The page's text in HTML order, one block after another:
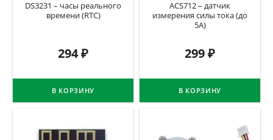
DS3231 – часы реального
времени (RTC)
294₽
В КОРЗИНУ
ACS712 – датчик
измерения силы тока (до
5А)
299₽
В КОРЗИНУ